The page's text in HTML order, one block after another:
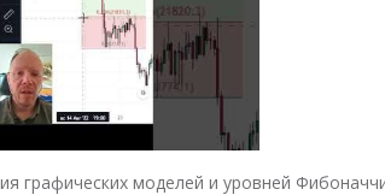
графических моделей и уровней